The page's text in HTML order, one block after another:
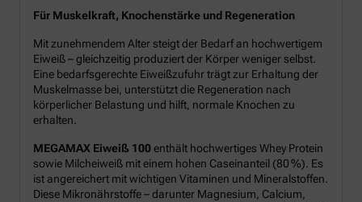
Für Muskelkraft, Knochenstärke und Regeneration
Mit zunehmendem Alter steigt der Bedarf an hochwertigem
Eiweiß – gleichzeitig produziert der Körper weniger selbst.
Eine bedarfsgerechte Eiweißzufuhr trägt zur Erhaltung der
Muskelmasse bei, unterstützt die Regeneration nach
körperlicher Belastung und hilft, normale Knochen zu
erhalten.
MEGAMAX Eiweiß 100enthält hochwertiges Whey Protein
sowie Milcheiweiß mit einem hohen Caseinanteil (80 %). Es
ist angereichert mit wichtigen Vitaminen und Mineralstoffen.
Diese Mikronährstoffe – darunter Magnesium, Calcium,